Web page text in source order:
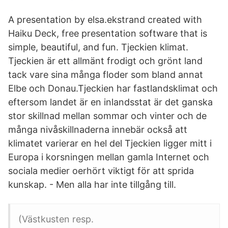
A presentation by elsa.ekstrand created with
Haiku Deck, free presentation software that is
simple, beautiful, and fun. Tjeckien klimat.
Tjeckien är ett allmänt frodigt och grönt land
tack vare sina många floder som bland annat
Elbe och Donau.Tjeckien har fastlandsklimat och
eftersom landet är en inlandsstat är det ganska
stor skillnad mellan sommar och vinter och de
många nivåskillnaderna innebär också att
klimatet varierar en hel del Tjeckien ligger mitt i
Europa i korsningen mellan gamla Internet och
sociala medier oerhört viktigt för att sprida
kunskap. - Men alla har inte tillgång till.
(Västkusten resp.